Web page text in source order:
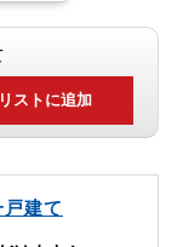
ストに追加
建て